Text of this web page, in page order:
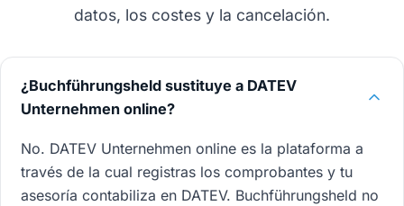
datos, los costes y la cancelación.
¿Buchführungsheld sustituye a DATEV
Unternehmen online?
No. DATEV Unternehmen online es la plataforma a
través de la cual registras los comprobantes y tu
asesoría contabiliza en DATEV. Buchführungsheld no